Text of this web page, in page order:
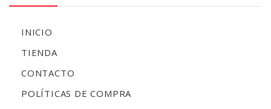
INICIO
TIENDA
CONTACTO
POLÍTICAS DE COMPRA